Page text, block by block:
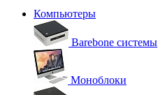
Компьютеры
Barebone системы
Моноблоки